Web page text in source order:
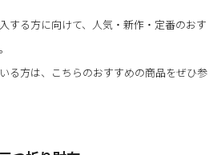
する方に向けて、人気・新作・定番のおす
る方は、こちらのおすすめの商品をぜひ参